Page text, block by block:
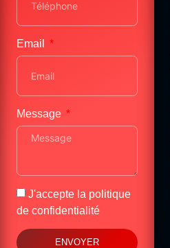
Email
Message
J'accepte la politique
de confidentialité
ENVOYER